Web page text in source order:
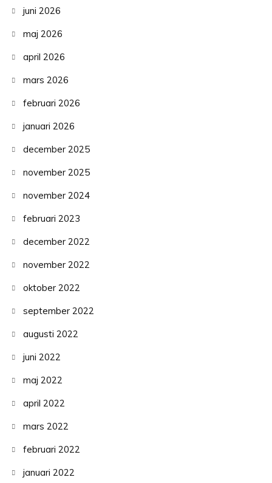
juni 2026
maj 2026
april 2026
mars 2026
februari 2026
januari 2026
december 2025
november 2025
november 2024
februari 2023
december 2022
november 2022
oktober 2022
september 2022
augusti 2022
juni 2022
maj 2022
april 2022
mars 2022
februari 2022
januari 2022